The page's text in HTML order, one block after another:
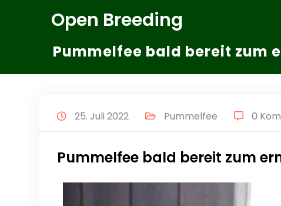
Open Breeding
Pummelfee bald bereit zum
25. Juli 2022 Pummelfee 0
Pummelfee bald bereit zum